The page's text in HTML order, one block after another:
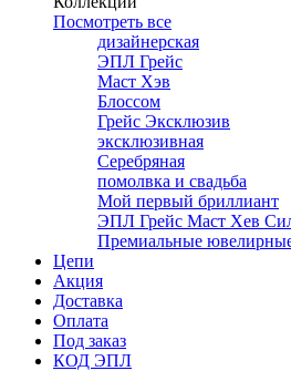
Посмотреть все
дизайнерская
ЭПЛ Грейс
Маст Хэв
Блоссом
Грейс Эксклюзив
эксклюзивная
Серебряная
помолвка и свадьба
Мой первый бриллиант
ЭПЛ Грейс Маст Хев
Премиальные
Цепи
Акция
Доставка
Оплата
Под заказ
КОД ЭПЛ